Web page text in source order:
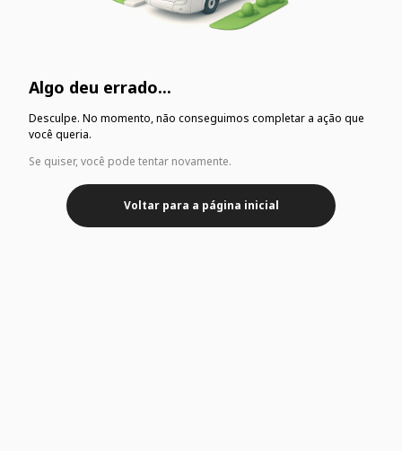
Algo deu errado...
Desculpe. No momento, não conseguimos completar a ação que
você queria.
Se quiser, você pode tentar novamente.
Voltar para a página inicial